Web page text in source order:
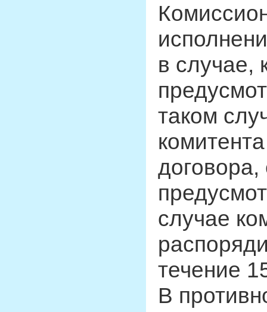
в случае,
таком
случае
течение
В